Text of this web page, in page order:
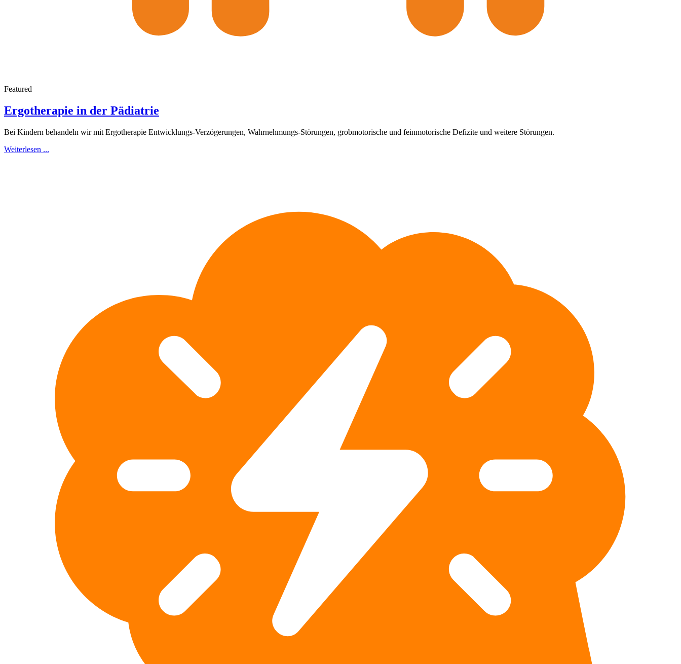
Featured
Ergotherapie in der Pädiatrie
Bei Kindern behandeln wir mit Ergotherapie Entwicklungs-Verzögerungen, Wahrnehmungs-Störungen, grobmotorische und feinmotorische Defizite und weitere Störungen.
Weiterlesen ...